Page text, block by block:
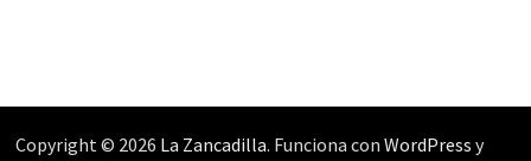
Copyright © 2026 La Zancadilla. Funciona con WordPress y